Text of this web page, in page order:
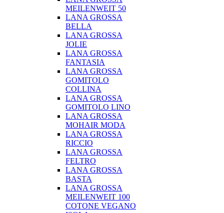
MEILENWEIT 50
LANA GROSSA
BELLA
LANA GROSSA
JOLIE
LANA GROSSA
FANTASIA
LANA GROSSA
GOMITOLO
COLLINA
LANA GROSSA
GOMITOLO LINO
LANA GROSSA
MOHAIR MODA
LANA GROSSA
RICCIO
LANA GROSSA
FELTRO
LANA GROSSA
BASTA
LANA GROSSA
MEILENWEIT 100
COTONE VEGANO